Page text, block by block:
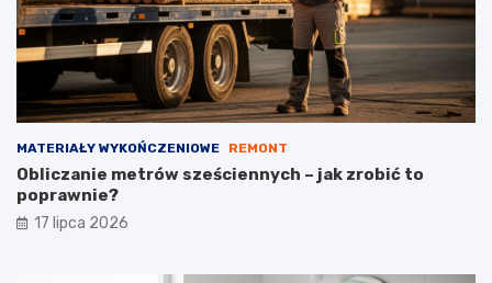
MATERIAŁY WYKOŃCZENIOWE REMONT
Obliczanie metrów sześciennych – jak zrobić to
poprawnie?
17 lipca 2026